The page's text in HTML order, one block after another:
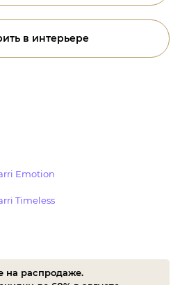
в интерьере
Emotion
Timeless
на распродаже.